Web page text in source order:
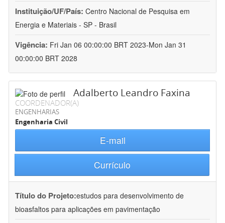
Instituição/UF/País: Centro Nacional de Pesquisa em
Energia e Materiais - SP - Brasil
Vigência: Fri Jan 06 00:00:00 BRT 2023-Mon Jan 31
00:00:00 BRT 2028
Adalberto Leandro Faxina
COORDENADOR(A)
ENGENHARIAS
Engenharia Civil
E-mail
Currículo
Título do Projeto:estudos para desenvolvimento de
bioasfaltos para aplicações em pavimentação